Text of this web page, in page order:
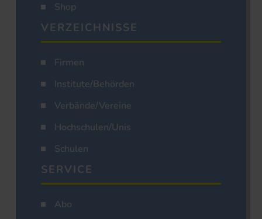
Shop
VERZEICHNISSE
Firmen
Institute/Behörden
Verbände/Vereine
Hochschulen/Unis
Schulen
SERVICE
Abo